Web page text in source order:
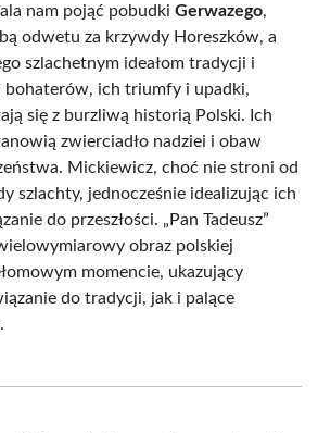
nam pojąć pobudki Gerwazego,
odwetu za krzywdy Horeszków, a
szlachetnym ideałom tradycji i
bohaterów, ich triumfy i upadki,
się z burzliwą historią Polski. Ich
zwierciadło nadziei i obaw
Mickiewicz, choć nie stroni od
szlachty, jednocześnie idealizując ich
do przeszłości. „Pan Tadeusz”
obraz polskiej
momencie, ukazujący
do tradycji, jak i palące